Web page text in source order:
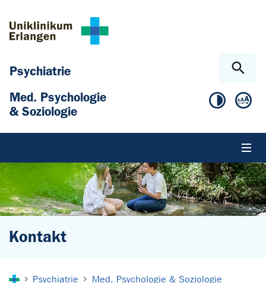
Psychiatrie
Med. Psychologie
& Soziologie
Kontakt
Psychiatrie
Med. Psychologie & Soziologie